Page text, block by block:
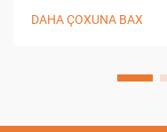
birləşmiş...
DAHA ÇOXUNA BAX